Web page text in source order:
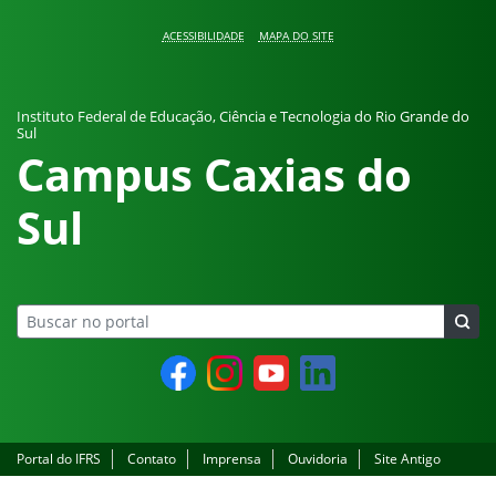
ACESSIBILIDADE MAPA DO SITE
Instituto Federal de Educação, Ciência e Tecnologia do Rio Grande do
Sul
Campus Caxias do
Sul
FacebookInstagramYouTube LinkedIn
Portal do IFRS Contato Imprensa Ouvidoria Site Antigo